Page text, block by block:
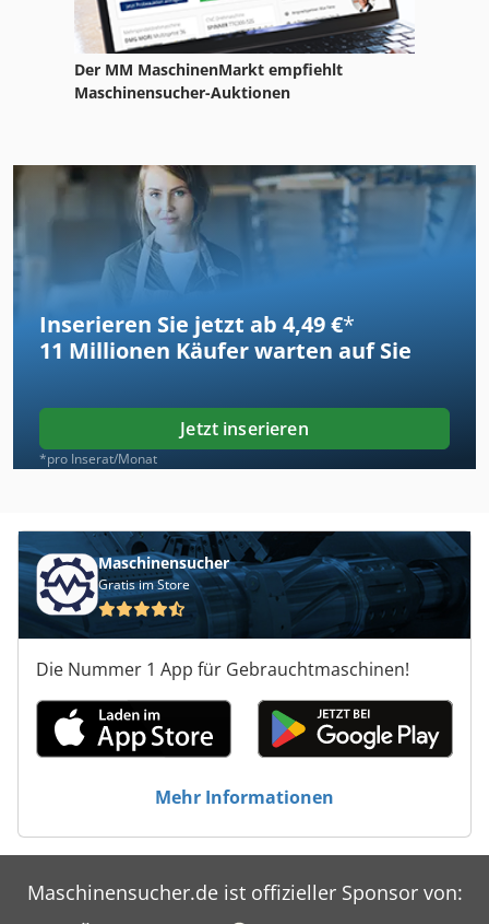
Der MM MaschinenMarkt empfiehlt
Maschinensucher-Auktionen
Inserieren Sie jetzt ab 4,49 €*
11 Millionen Käufer warten auf Sie
Jetzt inserieren
*pro Inserat/Monat
Maschinensucher
Gratis im Store
Die Nummer 1 App für Gebrauchtmaschinen!
Mehr Informationen
Maschinensucher.de ist offizieller Sponsor von: